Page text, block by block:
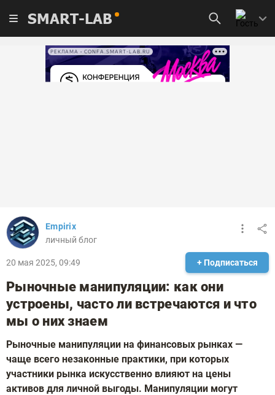
SMART-LAB
РЕКЛАМА • CONFA.SMART-LAB.RU
Empirix
личный блог
20 мая 2025, 09:49 + Подписаться
Рыночные манипуляции: как они
устроены, часто ли встречаются и что
мы о них знаем
Рыночные манипуляции на финансовых рынках —
чаще всего незаконные практики, при которых
участники рынка искусственно влияют на цены
активов для личной выгоды. Манипуляции могут